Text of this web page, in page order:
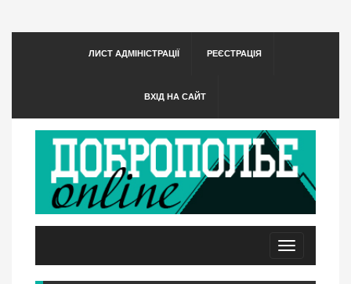
ЛИСТ АДМІНІСТРАЦІЇ РЕЄСТРАЦІЯ
ВХІД НА САЙТ
Toggle
navigation